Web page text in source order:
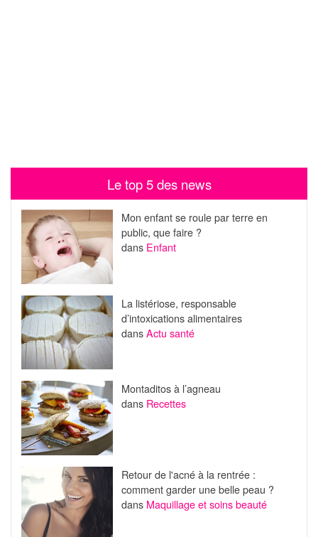
Le top 5 des news
Mon enfant se roule par terre en
public, que faire ?
dans Enfant
La listériose, responsable
d’intoxications alimentaires
dansActu santé
Montaditos à l’agneau
dans Recettes
Retour de l'acné à la rentrée :
comment garder une belle peau ?
dans Maquillage et soins beauté